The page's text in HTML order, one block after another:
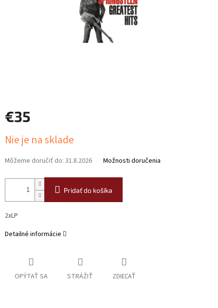
€35
cena:
Nie je na sklade
Môžeme doručiť do: 31.8.2026 Možnosti doručenia
Pridať do košíka
2xLP
Detailné informácie
OPÝTAŤ SA STRÁŽIŤ ZDIEĽAŤ